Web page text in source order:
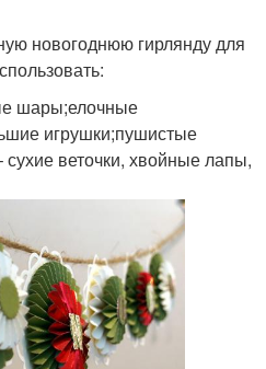
новогоднюю гирлянду для
шары;елочные
игрушки;пушистые
веточки, хвойные лапы,